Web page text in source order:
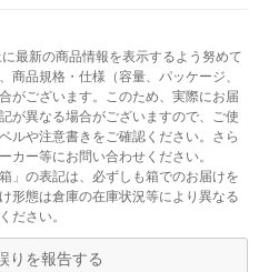
最新の商品情報を表示するよう努めて
商品規格・仕様（容量、パッケージ、
がございます。このため、実際にお届
が異なる場合がございますので、ご使
ルや注意書きをご確認ください。さら
カー等にお問い合わせください。
」の表記は、必ずしも箱でのお届けを
形態は倉庫の在庫状況等により異なる
ださい。
りを報告する